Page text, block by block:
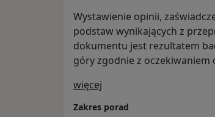
Wystawienie opinii,
podstaw wynikających z
dokumentu jest rezultatem
góry zgodnie z oczekiwaniem
więcej
Zakres porad